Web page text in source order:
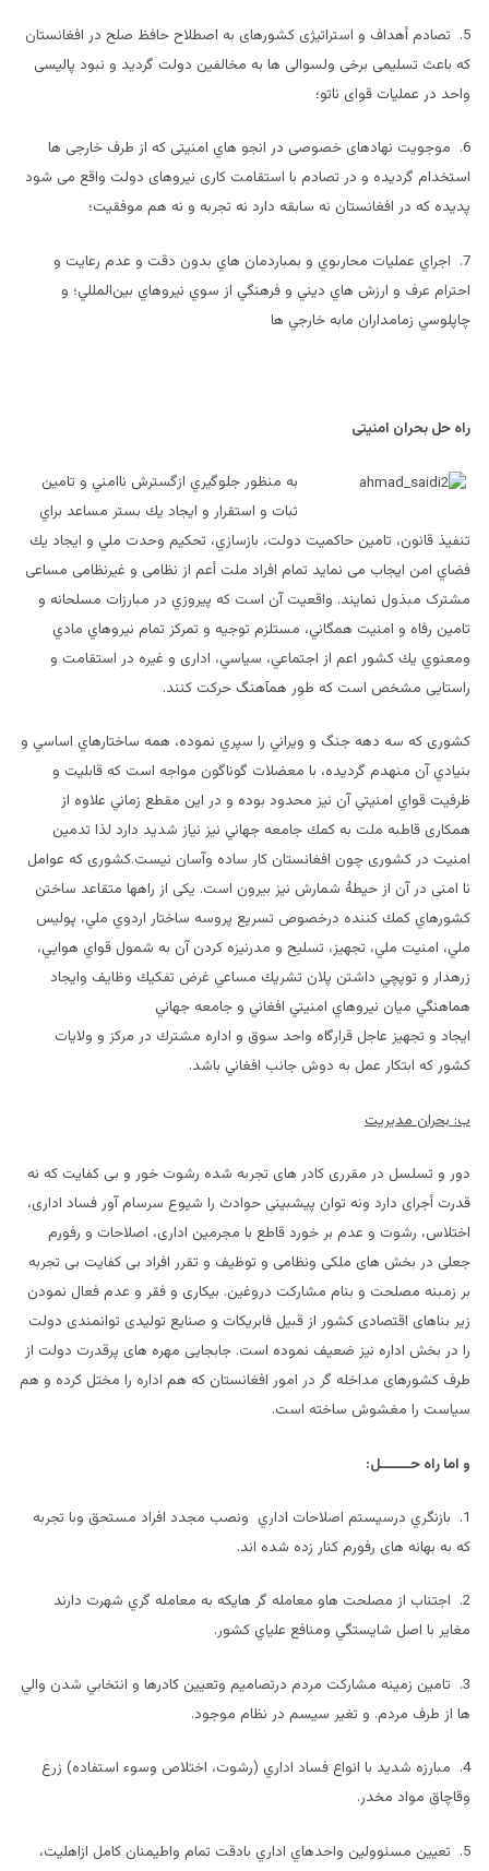
5. تصادم أهداف و استراتیژی کشورهای به اصطلاح حافظ صلح در افغانستان
که باعث تسلیمی برخی ولسوالی ها به مخالفین دولت گردید و نبود پالیسی
واحد در عملیات قوای ناتو؛
6. موجویت نهادهای خصوصی در انجو هاي امنیتی که از طرف خارجی ها
استخدام گردیده و در تصادم با استقامت کاری نیروهای دولت واقع می شود
پدیده که در افغانستان نه سابقه دارد نه تجربه و نه هم موفقیت؛
7. اجراي عمليات محاربوي و بمباردمان هاي بدون دقت و عدم رعایت و
احترام عرف و ارزش هاي ديني و فرهنگي از سوي نيروهاي بين‌المللي؛ و
چاپلوسي زمامداران مابه خارجي ها
راه حل بحران امنیتی
به منظور جلوگيري ازگسترش ناامني و تامين
ثبات و استقرار و ايجاد يك بستر مساعد براي
تنفيذ قانون، تامين حاكميت دولت، بازسازي، تحكيم وحدت ملي و ايجاد يك
فضاي امن ایجاب می نماید تمام افراد ملت أعم از نظامی و غیرنظامی مساعی
مشترک مبذول نمایند. واقعيت آن است كه پيروزي در مبارزات مسلحانه و
تامين رفاه و امنيت همگاني، مستلزم توجيه و تمرکز تمام نيروهاي مادي
ومعنوي يك كشور اعم از اجتماعي، سياسي، اداری و غیره در استقامت و
راستایی مشخص است که طور همآهنگ حرکت کنند.
کشوری كه سه دهه جنگ و ويراني را سپري نموده، همه ساختارهاي اساسي و
بنيادي آن منهدم گرديده، با معضلات گوناگون مواجه است که قابليت و
ظرفيت قواي امنيتي آن نيز محدود بوده و در اين مقطع زماني علاوه از
همکاری قاطبه ملت به كمك جامعه جهاني نیز نیاز شدید دارد لذا تدمین
امنیت در کشوری چون افغانستان کار ساده وآسان نیست.کشوری که عوامل
نا امنی در آن از حیطۀ شمارش نیز بیرون است. یکی از راهها متقاعد ساختن
كشورهاي كمك كننده درخصوص تسريع پروسه ساختار اردوي ملي، پوليس
ملي، امنيت ملي، تجهيز، تسليح و مدرنيزه كردن آن به شمول قواي هوايي،
زرهدار و توپچي داشتن پلان تشريك مساعي غرض تفكيك وظايف وايجاد
هماهنگي ميان نيروهاي امنيتي افغاني و جامعه جهاني
ايجاد و تجهيز عاجل قرارگاه واحد سوق و اداره مشترك در مركز و ولايات
كشور كه ابتكار عمل به دوش جانب افغاني باشد.
ب: بحران مدیریت
دور و تسلسل در مقرری کادر های تجربه شده رشوت خور و بی کفایت که نه
قدرت أجرای دارد ونه توان پیشبینی حوادث را شیوع سرسام آور فساد اداری،
اختلاس، رشوت و عدم بر خورد قاطع با مجرمین اداری، اصلاحات و رفورم
جعلی در بخش های ملکی ونظامی و توظیف و تقرر افراد بی کفایت بی تجربه
بر زمبنه مصلحت و بنام مشاركت دروغين. بیکاری و فقر و عدم فعال نمودن
زیر بناهای اقتصادی کشور از قبیل فابریکات و صنایع تولیدی توانمندی دولت
را در بخش اداره نیز ضعیف نموده است. جابجایی مهره های پرقدرت دولت از
طرف کشورهای مداخله گر در امور افغانستان که هم اداره را مختل کرده و هم
سیاست را مغشوش ساخته است.
و اما راه حـــــــل:
1. بازنگري درسيستم اصلاحات اداري ونصب مجدد افراد مستحق وبا تجربه
که به بهانه های رفورم کنار زده شده اند.
2. اجتناب از مصلحت هاو معامله گر هايكه به معامله گري شهرت دارند
مغاير با اصل شايستگي ومنافع علياي كشور.
3. تامين زمينه مشاركت مردم درتصاميم وتعيين كادرها و انتخابي شدن والي
ها از طرف مردم. و تغير سيسم در نظام موجود.
4. مبارزه شديد با انواع فساد اداري (رشوت، اختلاص وسوء استفاده) زرع
وقاچاق مواد مخدر.
5. تعيين مسئوولين واحدهاي اداري بادقت تمام واطيمنان كامل ازاهليت،